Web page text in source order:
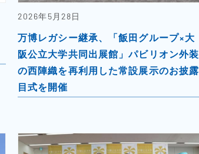
2026年5月28日
万博レガシー継承、「飯田グループ×大
阪公立大学共同出展館」パビリオン外装
の西陣織を再利用した常設展示のお披露
目式を開催